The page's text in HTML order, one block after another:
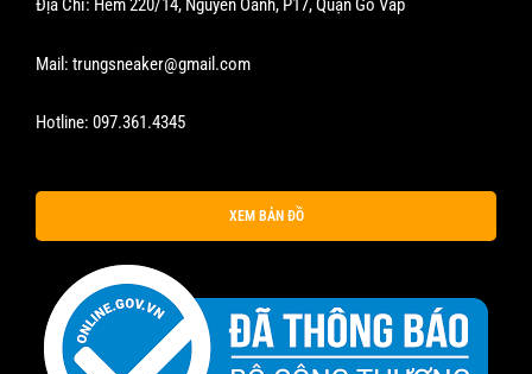
Địa Chỉ: Hẻm 220/14, Nguyễn Oanh, P17, Quận Gò Vấp
Mail: trungsneaker@gmail.com
Hotline: 097.361.4345
XEM BẢN ĐỒ